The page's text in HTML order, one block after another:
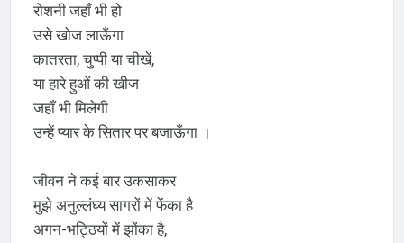
रोशनी जहाँ भी हो
उसे खोज लाऊँगा
कातरता, चुप्पी या चीखें,
या हारे हुओं की खीज
जहाँ भी मिलेगी
उन्हें प्यार के सितार पर बजाऊँगा ।
जीवन ने कई बार उकसाकर
मुझे अनुल्लंघ्य सागरों में फेंका है
अगन-भट्ठियों में झोंका है,